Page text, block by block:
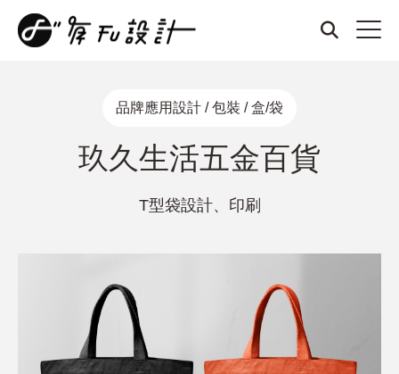
品牌應用設計 / 包裝 / 盒/袋
玖久生活五金百貨
T型袋設計、印刷